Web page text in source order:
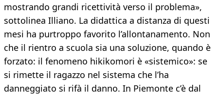
mostrando grandi ricettività verso il problema»,
sottolinea Illiano. La didattica a distanza di questi
mesi ha purtroppo favorito l’allontanamento. Non
che il rientro a scuola sia una soluzione, quando è
forzato: il fenomeno hikikomori è «sistemico»: se
si rimette il ragazzo nel sistema che l’ha
danneggiato si rifà il danno. In Piemonte c’è dal